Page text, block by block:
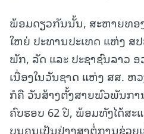
ພ້ອມດຽວກັນນັ້ນ, ສະຫາຍທອ
ໃຫຍ່ ປະທານປະເທດ ແຫ່ງ ສ
ພັກ, ລັດ ແລະ ປະຊາຊົນລາວ
ເນື່ອງໃນວັນຊາດ ແຫ່ງ ສສ. ຫ
ກໍຄື ວັນສ້າງຕັ້ງສາຍພົວພັນກ
ຄົບຮອບ 62 ປີ, ພ້ອມທັງໄດ້ສະ
ບຸນຄຸນເປັນຢ່າງສູງຕໍ່ການຊ່ວ